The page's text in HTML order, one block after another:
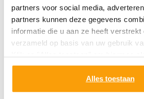
partners voor social media,
partners kunnen deze gegevens
informatie die u aan ze heeft verstrekt
verzameld op basis van uw gebruik
u liever geen cookies, klik dan op
kunt u meer lezen
Alles toestaan